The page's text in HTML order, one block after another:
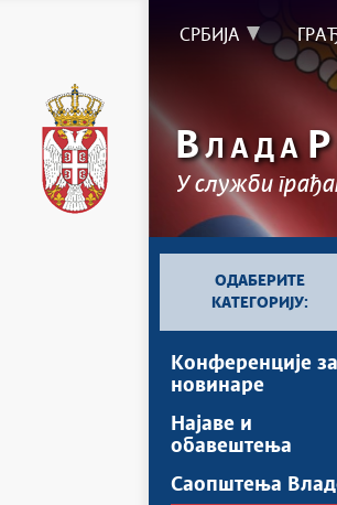
СРБИЈА
ВЛАДА Р
У служби
ОДАБЕРИТЕ
КАТЕГОРИЈУ:
Kонференцијe за
новинаре
Најавe и
обавештења
Саопштења